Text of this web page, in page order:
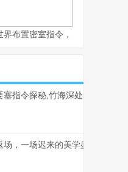
据管理指南
界布置密室指令，密室逃脱的指
塞指令探秘,竹海深处的代码奇
，一场迟来的美学盛宴